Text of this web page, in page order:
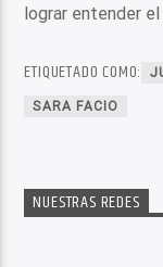
lograr entender
ETIQUETADO COMO:
SARA FACIO
NUESTRAS REDES